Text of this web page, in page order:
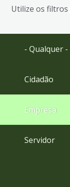
busca
Ir
Utilize os
- Qualquer -
Cidadão
Empresa
Servidor